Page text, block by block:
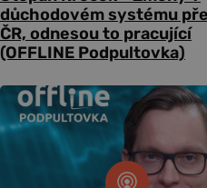
důchodovém systému
ČR, odnesou to pracující
(OFFLINE Podpultovka)